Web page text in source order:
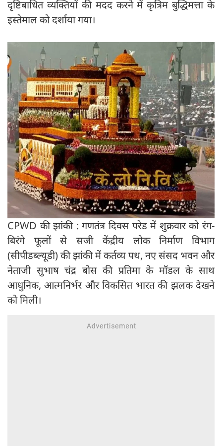
दृष्टिबाधित व्यक्तियों की मदद करने में कृत्रिम बुद्धिमत्ता के
इस्तेमाल को दर्शाया गया।
CPWD की झांकी : गणतंत्र दिवस परेड में शुक्रवार को रंग-
बिरंगे फूलों से सजी केंद्रीय लोक निर्माण विभाग
(सीपीडब्ल्यूडी) की झांकी में कर्तव्य पथ, नए संसद भवन और
नेताजी सुभाष चंद्र बोस की प्रतिमा के मॉडल के साथ
आधुनिक, आत्मनिर्भर और विकसित भारत की झलक देखने
को मिली।